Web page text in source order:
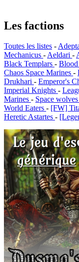
Les factions
Toutes les listes -
Mechanicus -Aeldari -
Black Templars -
Chaos Space Marines -
Drukhari - Emperor's
Imperial Knights -
Marines - Space wolves
World Eaters - [FW]
Heretic Astartes -